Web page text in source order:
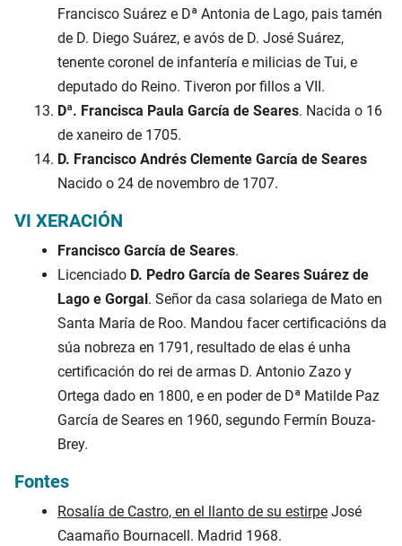
Francisco Suárez e Dª Antonia de Lago, pais tamén
de D. Diego Suárez, e avós de D. José Suárez,
tenente coronel de infantería e milicias de Tui, e
deputado do Reino. Tiveron por fillos a VII.
Dª. Francisca Paula García de Seares. Nacida o 16
de xaneiro de 1705.
D. Francisco Andrés Clemente García de Seares
Nacido o 24 de novembro de 1707.
VI XERACIÓN
Francisco García de Seares.
Licenciado D. Pedro García de Seares Suárez de
Lago e Gorgal . Señor da casa solariega de Mato en
Santa María de Roo. Mandou facer certificacións da
súa nobreza en 1791, resultado de elas é unha
certificación do rei de armas D. Antonio Zazo y
Ortega dado en 1800, e en poder de Dª Matilde Paz
García de Seares en 1960, segundo Fermín Bouza-
Brey.
Fontes
Rosalía de Castro, en el llanto de su estirpe José
Caamaño Bournacell. Madrid 1968.